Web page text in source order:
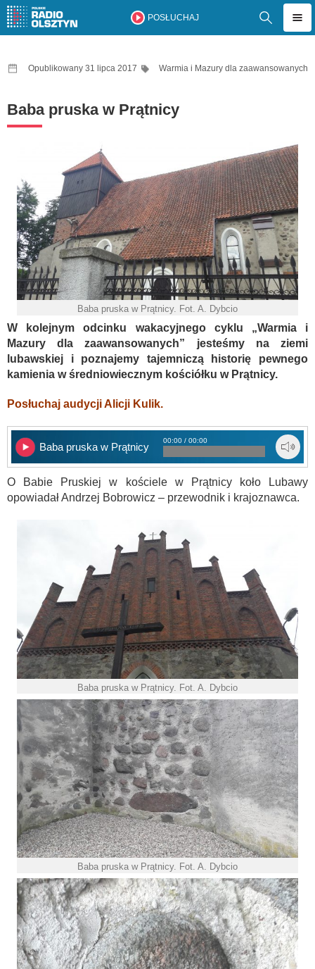
POSŁUCHAJ
Opublikowany 31 lipca 2017 Warmia i Mazury dla zaawansowanych
Baba pruska w Prątnicy
Baba pruska w Prątnicy. Fot. A. Dybcio
W kolejnym odcinku wakacyjnego cyklu „Warmia i
Mazury dla zaawansowanych” jesteśmy na ziemi
lubawskiej i poznajemy tajemniczą historię pewnego
kamienia w średniowiecznym kościółku w Prątnicy.
Posłuchaj audycji Alicji Kulik.
Baba pruska w Prątnicy
00:00 / 00:00
O Babie Pruskiej w kościele w Prątnicy koło Lubawy
opowiadał Andrzej Bobrowicz – przewodnik i krajoznawca.
Baba pruska w Prątnicy. Fot. A. Dybcio
Baba pruska w Prątnicy. Fot. A. Dybcio